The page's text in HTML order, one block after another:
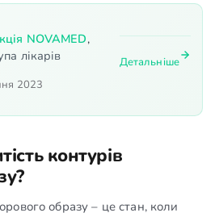
NOVAMED,
лікарів
2023
Детальніше
контурів
образу – це стан, коли